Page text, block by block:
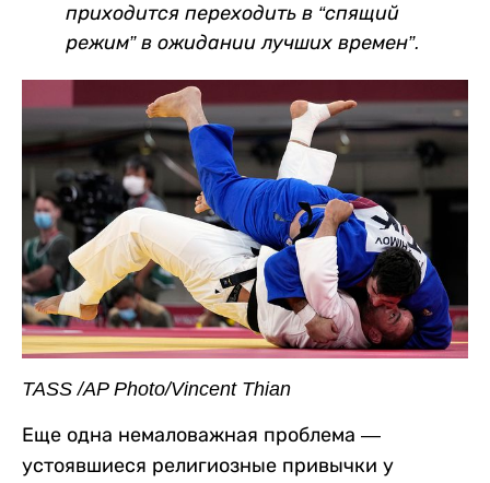
приходится переходить в “спящий
режим” в ожидании лучших времен”.
TASS /AP Photo/Vincent Thian
Еще одна немаловажная проблема —
устоявшиеся религиозные привычки у